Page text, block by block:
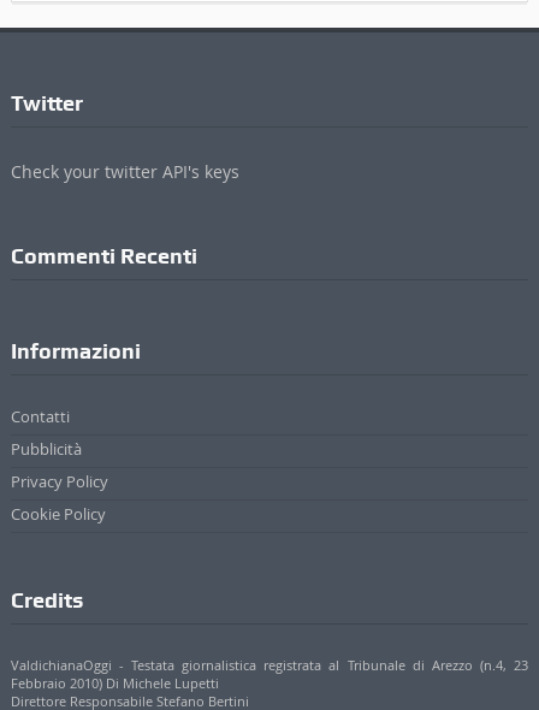
Twitter
Check your twitter API's keys
Commenti Recenti
Informazioni
Contatti
Pubblicità
Privacy Policy
Cookie Policy
Credits
ValdichianaOggi - Testata giornalistica registrata al Tribunale di Arezzo (n.4, 23
Febbraio 2010) Di Michele Lupetti
Direttore Responsabile Stefano Bertini